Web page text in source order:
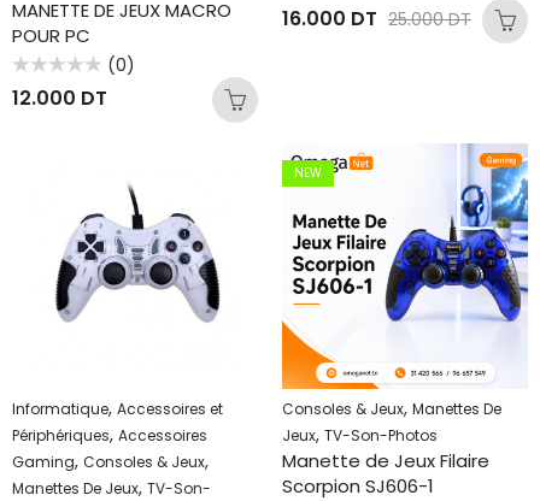
MANETTE DE JEUX MACRO
POUR PC
(0)
12.000 DT
16.000 DT 25.000DT
Informatique, Accessoires et
Périphériques, Accessoires
Gaming, Consoles & Jeux,
Manettes De Jeux, TV-Son-
NEW
Consoles & Jeux, Manettes De
Jeux, TV-Son-Photos
Manette de Jeux Filaire
Scorpion SJ606-1